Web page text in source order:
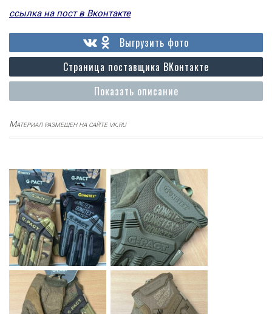
ссылка на пост в Вконтакте
Показать описание
Страница поставщика ВКонтакте
Выгрузить фото
Материал размещен на сайте vk.ru